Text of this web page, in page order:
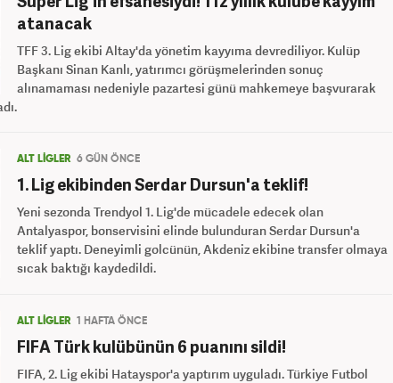
atanacak
TFF 3. Lig ekibi Altay'da yönetim kayyıma devrediliyor. Kulüp
Başkanı Sinan Kanlı, yatırımcı görüşmelerinden sonuç
alınamaması nedeniyle pazartesi günü mahkemeye başvurarak
ALT LİGLER 6 GÜN ÖNCE
1. Lig ekibinden Serdar Dursun'a teklif!
Yeni sezonda Trendyol 1. Lig'de mücadele edecek olan
Antalyaspor, bonservisini elinde bulunduran Serdar Dursun'a
teklif yaptı. Deneyimli golcünün, Akdeniz ekibine transfer olmaya
sıcak baktığı kaydedildi.
ALT LİGLER 1 HAFTA ÖNCE
FIFA Türk kulübünün 6 puanını sildi!
FIFA, 2. Lig ekibi Hatayspor'a yaptırım uyguladı. Türkiye Futbol